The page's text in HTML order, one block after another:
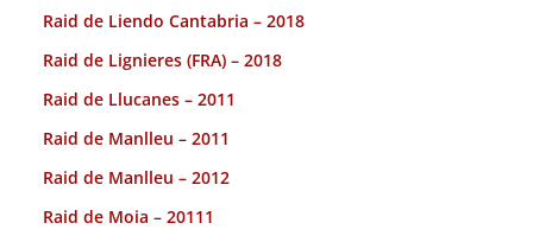
Raid de Liendo Cantabria – 2018
Raid de Lignieres (FRA) – 2018
Raid de Llucanes – 2011
Raid de Manlleu – 2011
Raid de Manlleu – 2012
Raid de Moia – 20111